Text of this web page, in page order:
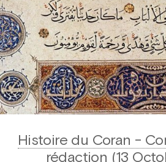
Histoire du Coran -
rédaction (13